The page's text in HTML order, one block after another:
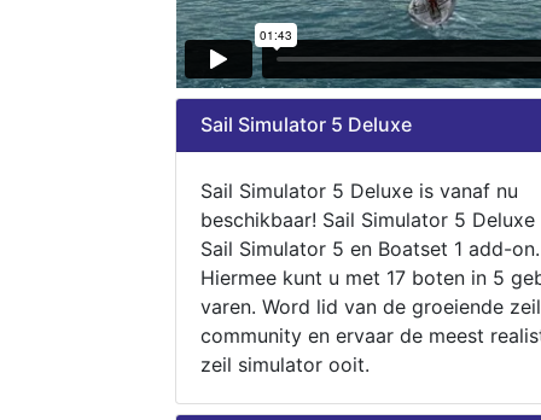
Sail Simulator 5 Deluxe
Sail Simulator 5 Deluxe is vanaf nu
beschikbaar! Sail Simulator 5
Sail Simulator 5 en Boatset 1 add-on.
Hiermee kunt u met 17 boten in 5
varen. Word lid van de groeiende zeil
community en ervaar de meest
zeil simulator ooit.